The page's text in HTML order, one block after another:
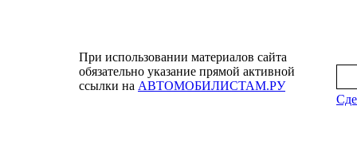
При использовании материалов сайта
обязательно указание прямой активной
ссылки на АВТОМОБИЛИСТАМ.РУ